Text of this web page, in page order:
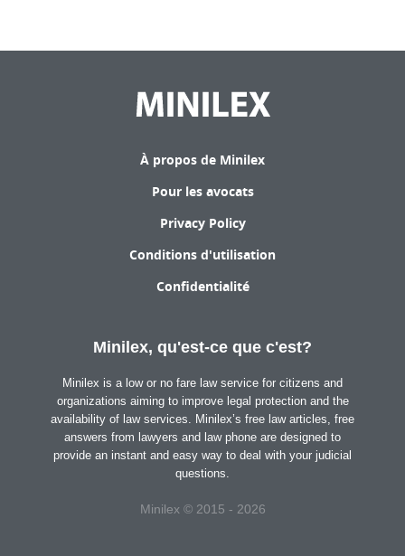
À propos de Minilex
Pour les avocats
Privacy Policy
Conditions d'utilisation
Confidentialité
Minilex, qu'est-ce que c'est?
Minilex is a low or no fare law service for citizens and
organizations aiming to improve legal protection and the
availability of law services. Minilex’s free law articles, free
answers from lawyers and law phone are designed to
provide an instant and easy way to deal with your judicial
questions.
Minilex © 2015 - 2026